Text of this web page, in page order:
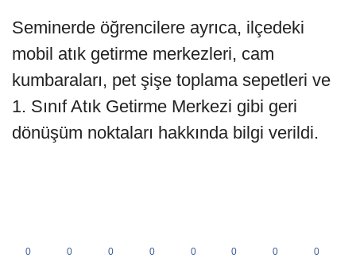
Seminerde öğrencilere ayrıca, ilçedeki
mobil atık getirme merkezleri, cam
kumbaraları, pet şişe toplama sepetleri ve
1. Sınıf Atık Getirme Merkezi gibi geri
dönüşüm noktaları hakkında bilgi verildi.